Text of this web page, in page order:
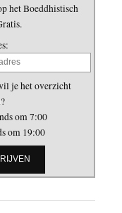
het Boeddhistisch
je het overzicht
om 7:00
om 19:00